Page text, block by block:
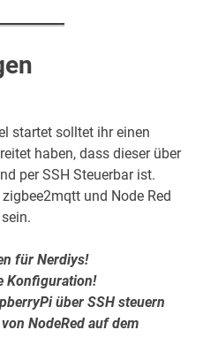
startet solltet ihr einen
haben, dass dieser über
per SSH Steuerbar ist.
und Node Red
für Nerdiys!
Konfiguration!
über SSH steuern
NodeRed auf dem